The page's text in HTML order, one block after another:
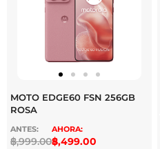
MOTO EDGE60 FSN 256GB
ROSA
$
8,999.00$
8,499.00